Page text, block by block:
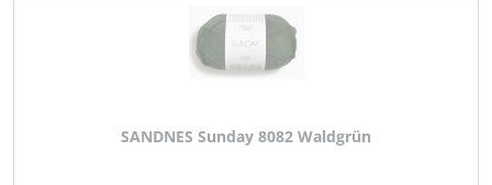
SANDNES Sunday 8082 Waldgrün